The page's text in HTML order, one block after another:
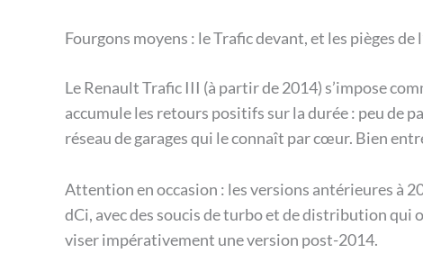
Fourgons moyens : le Trafic devant, et les pièges de
Le Renault Trafic III (à partir de 2014) s’impose
accumule les retours positifs sur la durée : peu de
réseau de garages qui le connaît par cœur. Bien
Attention en occasion : les versions antérieures à
dCi, avec des soucis de turbo et de distribution qui
viser impérativement une version post-2014.